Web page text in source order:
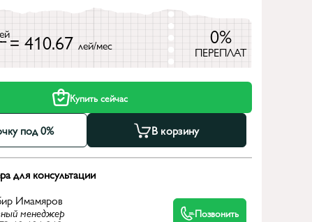
= 410.67 лей/мес 0%
ПЕРЕПЛАТ
Купить сейчас
под 0% В корзину
для консультации
Имамяров
менеджер Позвонить